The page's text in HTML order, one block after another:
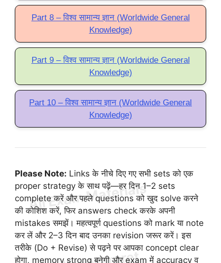
Part 8 – विश्व सामान्य ज्ञान (Worldwide General
Knowledge)
Part 9 – विश्व सामान्य ज्ञान (Worldwide General
Knowledge)
Part 10 – विश्व सामान्य ज्ञान (Worldwide General
Knowledge)
Please Note: Links के नीचे दिए गए सभी sets को एक
proper strategy के साथ पढ़ें—हर दिन 1–2 sets
complete करें और पहले questions को खुद solve करने
की कोशिश करें, फिर answers check करके अपनी
mistakes समझें। महत्वपूर्ण questions को mark या note
कर लें और 2–3 दिन बाद उनका revision जरूर करें। इस
तरीके (Do + Revise) से पढ़ने पर आपका concept clear
होगा, memory strong बनेगी और exam में accuracy व